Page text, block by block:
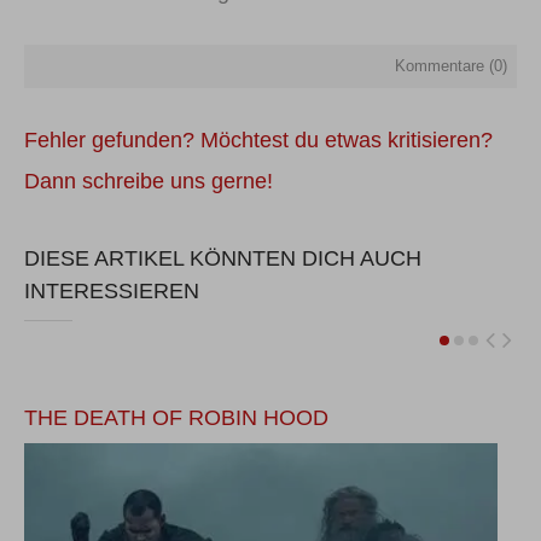
Kommentare (0)
Fehler gefunden? Möchtest du etwas kritisieren?
Dann schreibe uns gerne!
DIESE ARTIKEL KÖNNTEN DICH AUCH
INTERESSIEREN
THE DEATH OF ROBIN HOOD